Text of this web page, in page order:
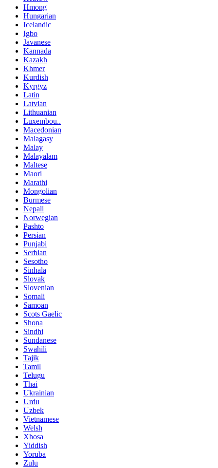
Hmong
Hungarian
Icelandic
Igbo
Javanese
Kannada
Kazakh
Khmer
Kurdish
Kyrgyz
Latin
Latvian
Lithuanian
Luxembou..
Macedonian
Malagasy
Malay
Malayalam
Maltese
Maori
Marathi
Mongolian
Burmese
Nepali
Norwegian
Pashto
Persian
Punjabi
Serbian
Sesotho
Sinhala
Slovak
Slovenian
Somali
Samoan
Scots Gaelic
Shona
Sindhi
Sundanese
Swahili
Tajik
Tamil
Telugu
Thai
Ukrainian
Urdu
Uzbek
Vietnamese
Welsh
Xhosa
Yiddish
Yoruba
Zulu